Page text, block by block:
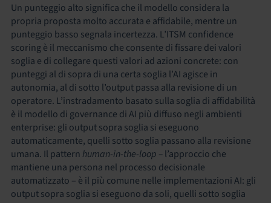
Un punteggio alto significa che il modello considera la
propria proposta molto accurata e affidabile, mentre un
punteggio basso segnala incertezza. L’ITSM confidence
scoring è il meccanismo che consente di fissare dei valori
soglia e di collegare questi valori ad azioni concrete: con
punteggi al di sopra di una certa soglia l’AI agisce in
autonomia, al di sotto l’output passa alla revisione di un
operatore. L’instradamento basato sulla soglia di affidabilità
è il modello di governance di AI più diffuso negli ambienti
enterprise: gli output sopra soglia si eseguono
automaticamente, quelli sotto soglia passano alla revisione
umana. Il pattern human-in-the-loop – l’approccio che
mantiene una persona nel processo decisionale
automatizzato – è il più comune nelle implementazioni AI: gli
output sopra soglia si eseguono da soli, quelli sotto soglia